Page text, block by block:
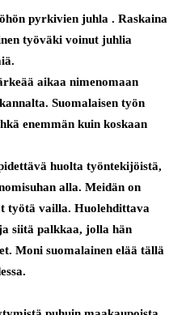
pyrkivien juhla . Raskaina
työväki voinut juhlia
aikaa nimenomaan
Suomalaisen työn
enemmän kuin koskaan
huolta työntekijöistä,
alla. Meidän on
työtä vailla. Huolehdittava
siitä palkkaa, jolla hän
Moni suomalainen elää tällä